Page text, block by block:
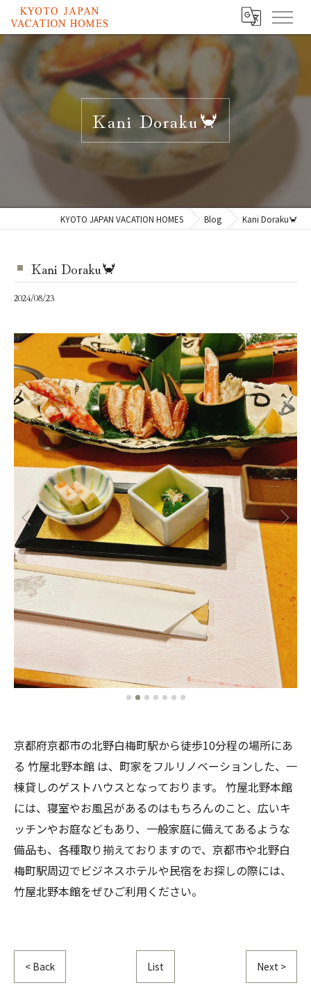
Kani Doraku🦀
KYOTO JAPAN VACATION HOMES Blog Kani Doraku🦀
Kani Doraku🦀
2024/08/23
京都府京都市の北野白梅町駅から徒歩10分程の場所にあ
る 竹屋北野本館 は、町家をフルリノベーションした、一
棟貸しのゲストハウスとなっております。 竹屋北野本館
には、寝室やお風呂があるのはもちろんのこと、広いキ
ッチンやお庭などもあり、一般家庭に備えてあるような
備品も、各種取り揃えておりますので、京都市や北野白
梅町駅周辺でビジネスホテルや民宿をお探しの際には、
竹屋北野本館をぜひご利用ください。
< Back List Next >